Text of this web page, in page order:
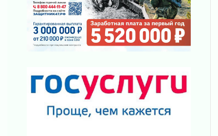
«Активное лето»
02 августа 2026
Ленобласть отметила заслуги жителей перед
регионом и страной
02 августа 2026
ПСК через Гослуслуги напомнит жителям
Ленинградской области о неоплаченных
02 августа 2026